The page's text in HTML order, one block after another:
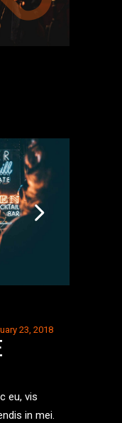
23, 2018
eu, vis
in mei.